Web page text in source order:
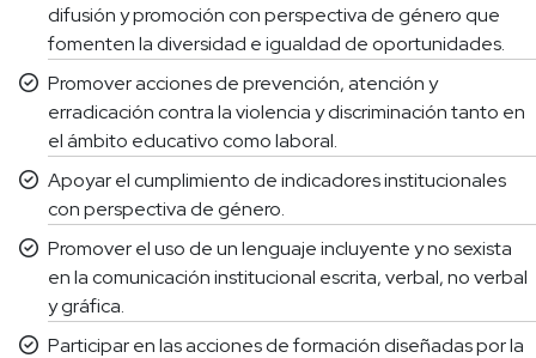
difusión y promoción con perspectiva de género que
fomenten la diversidad e igualdad de oportunidades.
Promover acciones de prevención, atención y
erradicación contra la violencia y discriminación tanto en
el ámbito educativo como laboral.
Apoyar el cumplimiento de indicadores institucionales
con perspectiva de género.
Promover el uso de un lenguaje incluyente y no sexista
en la comunicación institucional escrita, verbal, no verbal
y gráfica.
Participar en las acciones de formación diseñadas por la